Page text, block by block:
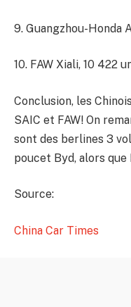
9. Guangzhou-Honda
10. FAW Xiali, 10 422
Conclusion, les
SAIC et FAW! On
sont des berlines 3
poucet Byd, alors
Source:
China Car Times